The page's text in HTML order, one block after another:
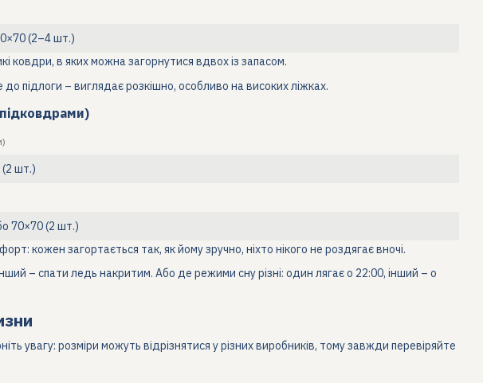
(2–4 шт.)
ковдри, в яких можна загорнутися вдвох із запасом.
підлоги – виглядає розкішно, особливо на високих ліжках.
шт.)
70×70 (2 шт.)
кожен загортається так, як йому зручно, ніхто нікого не роздягає вночі.
– спати ледь накритим. Або де режими сну різні: один лягає о 22:00, інший – о
увагу: розміри можуть відрізнятися у різних виробників, тому завжди перевіряйте